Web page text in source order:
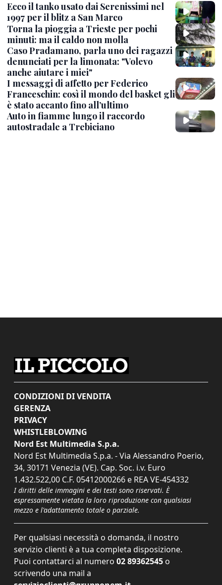
Ecco il tanko usato dai Serenissimi nel
1997 per il blitz a San Marco
Torna la pioggia a Trieste per pochi
minuti: ma il caldo non molla
Caso Pradamano, parla uno dei ragazzi
denunciati per la limonata: "Volevo
anche aiutare i miei"
I messaggi di affetto per Federico
Franceschin: così il mondo del basket gli
è stato accanto fino all’ultimo
Auto in fiamme lungo il raccordo
autostradale a Trebiciano
CONDIZIONI DI VENDITA
GERENZA
PRIVACY
WHISTLEBLOWING
Nord Est Multimedia S.p.a.
Nord Est Multimedia S.p.a. - Via Alessandro Poerio,
34, 30171 Venezia (VE). Cap. Soc. i.v. Euro
1.432.522,00 C.F. 05412000266 e REA VE-454332
I diritti delle immagini e dei testi sono riservati. È
espressamente vietata la loro riproduzione con qualsiasi
mezzo e l'adattamento totale o parziale.
Per qualsiasi necessità o domanda, il nostro
servizio clienti è a tua completa disposizione.
Puoi contattarci al numero 02 89362545 o
scrivendo una mail a